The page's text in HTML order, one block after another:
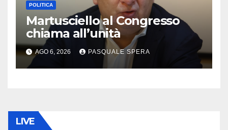
POLITICA
Martusciello al Congresso
chiama all’unità
AGO 6, 2026 PASQUALE SPERA
LIVE